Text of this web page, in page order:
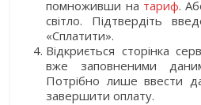
помноживши на тариф.
світло. Підтвердіть
«Сплатити».
Відкриється сторінка
вже заповненими
Потрібно лише ввести
завершити оплату.